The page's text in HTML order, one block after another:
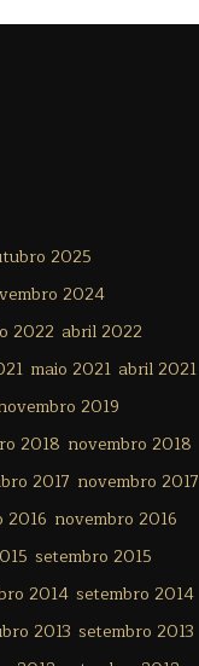
2025
2024
2022 abril 2022
maio 2021 abril 2021
2019
2018 novembro 2018
2017 novembro 2017
2016 novembro 2016
setembro 2015
2014 setembro 2014
2013 setembro 2013